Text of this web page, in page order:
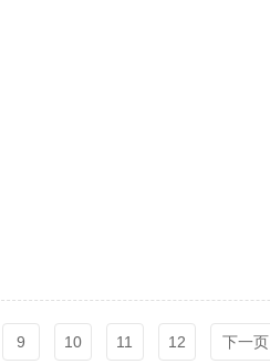
9 10 11 12 下一页